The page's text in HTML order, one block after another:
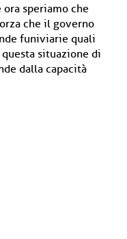
speriamo che
che il governo
funiviarie quali
situazione di
dalla capacità